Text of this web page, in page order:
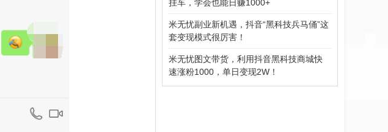
挂车，学会也能日赚1000+
米无忧副业新机遇，抖音“黑科技兵马俑”这
套变现模式很厉害！
米无忧图文带货，利用抖音黑科技商城快
速涨粉1000，单日变现2W！